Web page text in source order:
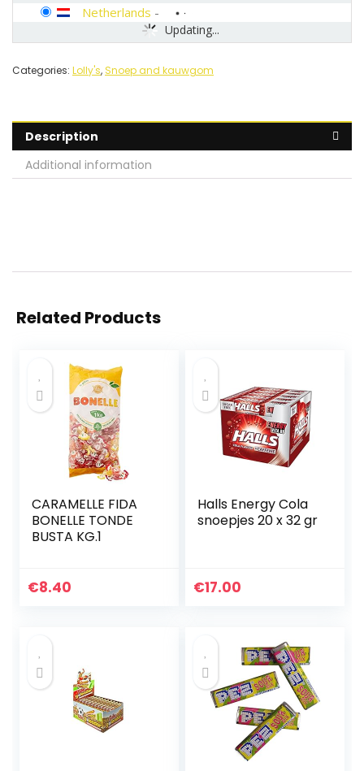
Updating...
Netherlands -
Categories: Lolly's, Snoep and kauwgom
Description
Additional information
Related Products
CARAMELLE FIDA
BONELLE TONDE
BUSTA KG.1
€8.40
Halls Energy Cola
snoepjes 20 x 32 gr
€17.00